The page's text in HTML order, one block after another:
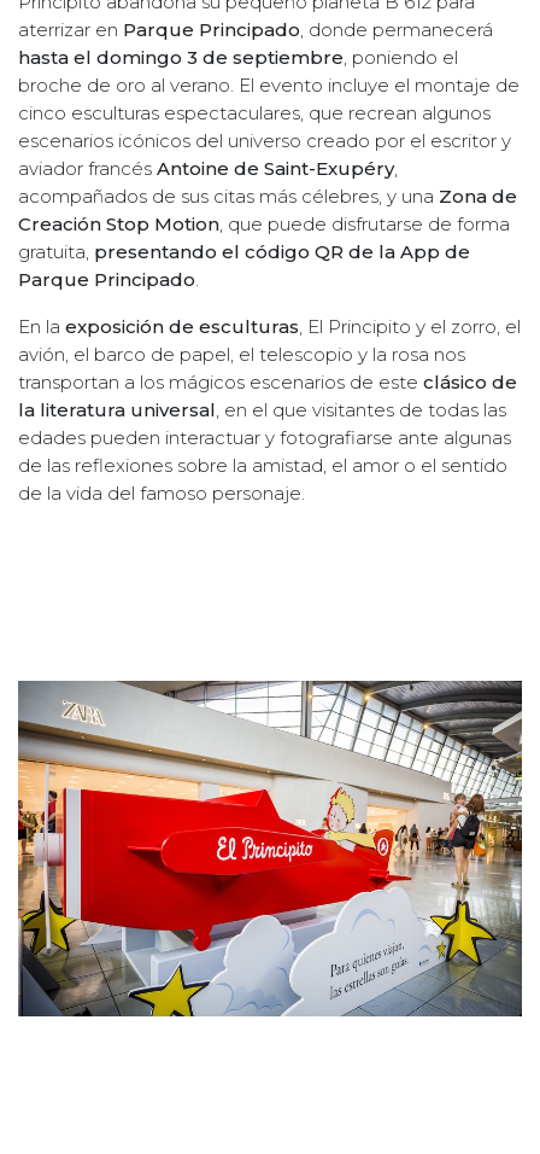
aterrizar en Parque Principado, donde permanecerá
hasta el domingo 3 de septiembre, poniendo el
broche de oro al verano. El evento incluye el montaje de
cinco esculturas espectaculares, que recrean algunos
escenarios icónicos del universo creado por el escritor y
aviador francés Antoine de Saint-Exupéry,
acompañados de sus citas más célebres, y una Zona de
Creación Stop Motion, que puede disfrutarse de forma
gratuita, presentando el código QR de la App de
Parque Principado.
En la exposición de esculturas, El Principito y el zorro, el
avión, el barco de papel, el telescopio y la rosa nos
transportan a los mágicos escenarios de este clásico de
la literatura universal, en el que visitantes de todas las
edades pueden interactuar y fotografiarse ante algunas
de las reflexiones sobre la amistad, el amor o el sentido
de la vida del famoso personaje.